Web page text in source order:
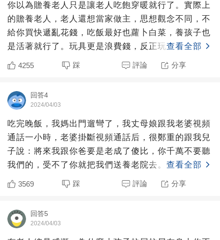
你以為贍養老人只是讓老人吃飽穿暖就行了。實際上
的贍養老人，老人還想當家做主，思想觀念不同，不
給你買快遞亂花錢，吃飯最好也蘿卜白菜，養孩子也
是活著就行了。玩具更是浪費錢，反正玩一玩就壞
了，或者玩一會就膩
查看全部
4255 踩 評論 分享
回答4
2024/04/03
吃完晚飯，我媽出門遛彎了，我丈母娘跟我老婆視頻
通話一小時，老婆掛斷視頻通話后，很鄭重的跟我兒
子說：將來我跟你爸要是老成了傻比，你千萬不要聽
我們的，受不了你就把我們送養老院去。轉頭跟我
說：你不要笑，天天
查看全部
3569 踩 評論 分享
回答5
2024/04/03